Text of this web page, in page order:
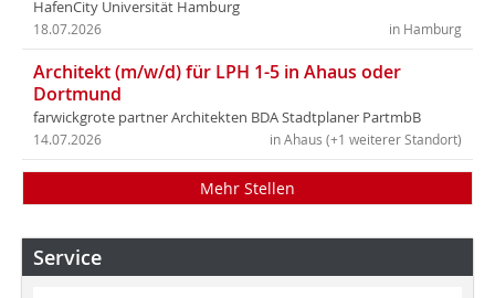
HafenCity Universität Hamburg
in Hamburg
18.07.2026
Architekt (m/w/d) für LPH 1-5 in Ahaus oder
Dortmund
farwickgrote partner Architekten BDA Stadtplaner PartmbB
in Ahaus (+1 weiterer Standort)
14.07.2026
Mehr Stellen
Service